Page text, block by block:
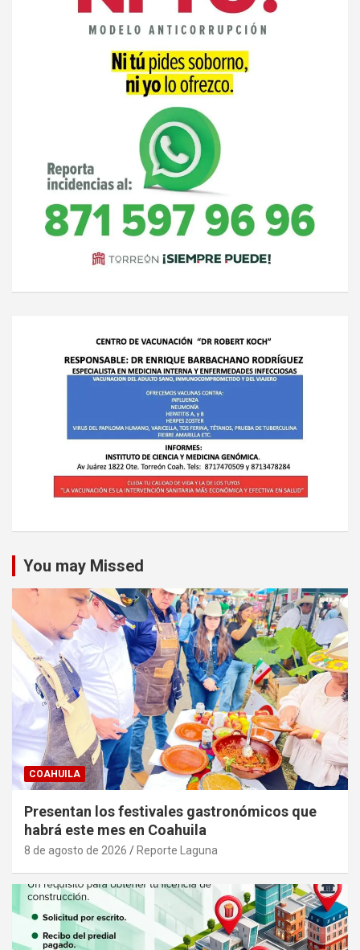
You may Missed
COAHUILA
Presentan los festivales gastronómicos que
habrá este mes en Coahuila
8 de agosto de 2026 Reporte Laguna